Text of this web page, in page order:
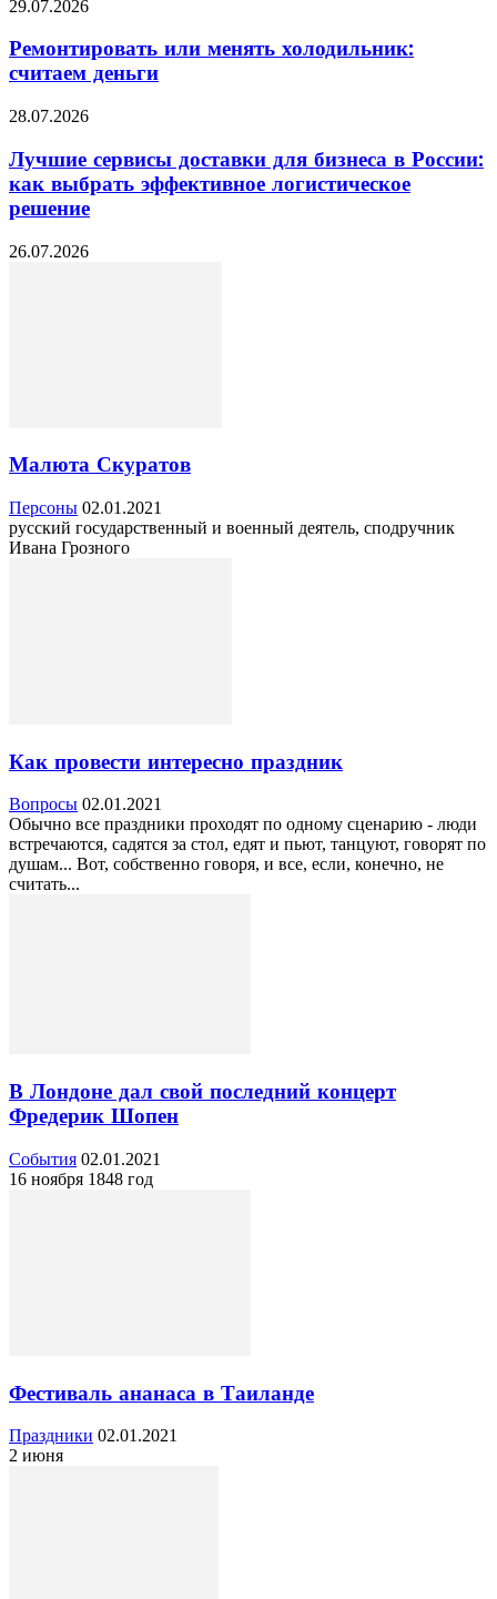
29.07.2026
Ремонтировать или менять холодильник:
считаем деньги
28.07.2026
Лучшие сервисы доставки для бизнеса в России:
как выбрать эффективное логистическое
решение
26.07.2026
Малюта Скуратов
Персоны 02.01.2021
русский государственный и военный деятель, сподручник
Ивана Грозного
Как провести интересно праздник
Вопросы 02.01.2021
Обычно все праздники проходят по одному сценарию - люди
встречаются, садятся за стол, едят и пьют, танцуют, говорят по
душам... Вот, собственно говоря, и все, если, конечно, не
считать...
В Лондоне дал свой последний концерт
Фредерик Шопен
События 02.01.2021
16 ноября 1848 год
Фестиваль ананаса в Таиланде
Праздники 02.01.2021
2 июня